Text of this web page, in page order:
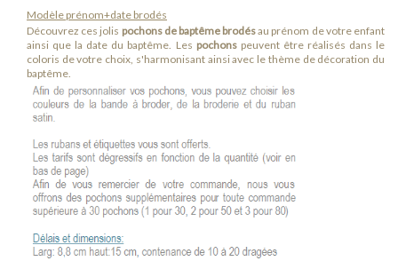
Modèle prénom+date brodés
Découvrez ces jolis pochons de baptême brodésau prénom de votre enfant
ainsi que la date du baptême. Les pochons peuvent être réalisés dans le
coloris de votre choix, s'harmonisant ainsi avec le thème de décoration du
baptême.